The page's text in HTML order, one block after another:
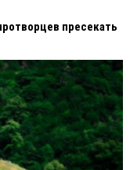
пресекать